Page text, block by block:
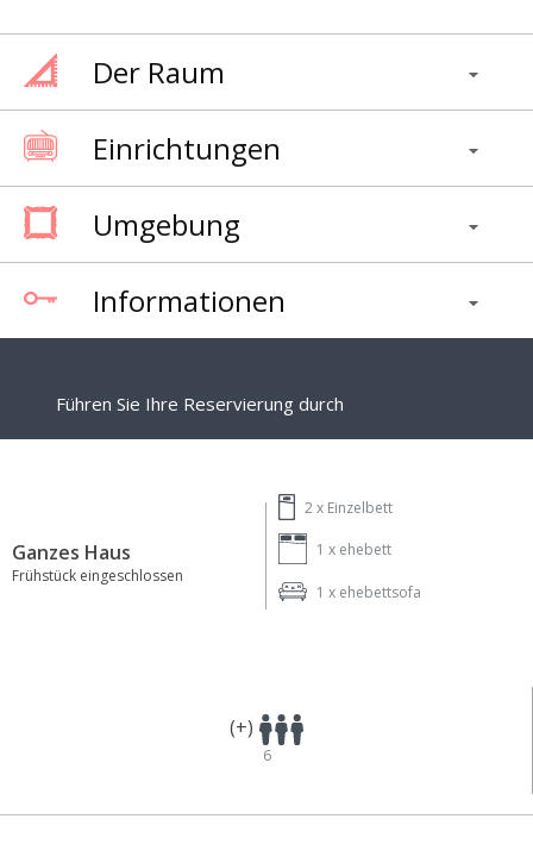
Der Raum
Einrichtungen
Umgebung
Informationen
Führen Sie Ihre Reservierung durch
Ganzes Haus
Frühstück eingeschlossen
2 x Einzelbett
1 x ehebett
1 x ehebettsofa
(+)
6